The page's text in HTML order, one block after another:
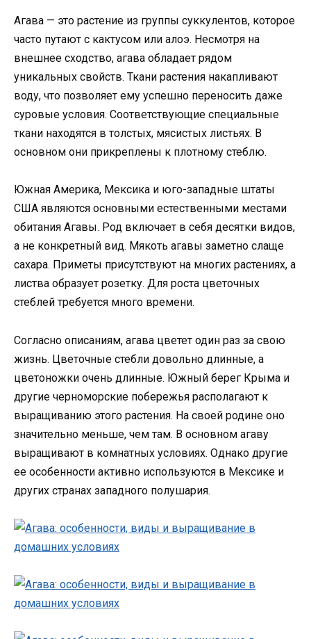
Агава — это растение из группы суккулентов, которое
часто путают с кактусом или алоэ. Несмотря на
внешнее сходство, агава обладает рядом
уникальных свойств. Ткани растения накапливают
воду, что позволяет ему успешно переносить даже
суровые условия. Соответствующие специальные
ткани находятся в толстых, мясистых листьях. В
основном они прикреплены к плотному стеблю.
Южная Америка, Мексика и юго-западные штаты
США являются основными естественными местами
обитания Агавы. Род включает в себя десятки видов,
а не конкретный вид. Мякоть агавы заметно слаще
сахара. Приметы присутствуют на многих растениях, а
листва образует розетку. Для роста цветочных
стеблей требуется много времени.
Согласно описаниям, агава цветет один раз за свою
жизнь. Цветочные стебли довольно длинные, а
цветоножки очень длинные. Южный берег Крыма и
другие черноморские побережья располагают к
выращиванию этого растения. На своей родине оно
значительно меньше, чем там. В основном агаву
выращивают в комнатных условиях. Однако другие
ее особенности активно используются в Мексике и
других странах западного полушария.